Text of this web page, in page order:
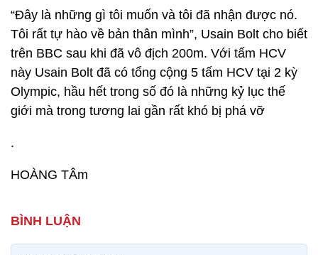
“Đây là những gì tôi muốn và tôi đã nhận được nó.
Tôi rất tự hào về bản thân mình”, Usain Bolt cho biết
trên BBC sau khi đã vô địch 200m. Với tấm HCV
này Usain Bolt đã có tổng cộng 5 tấm HCV tại 2 kỳ
Olympic, hầu hết trong số đó là những kỷ lục thế
giới mà trong tương lai gần rất khó bị phá vỡ
.
HOÀNG TÂm